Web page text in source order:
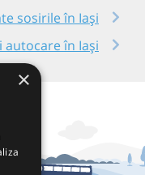
sosirile în Iași
autocare în Iași
×